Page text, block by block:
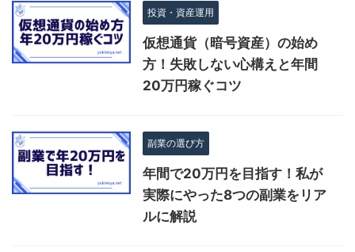
投資・資産運用
仮想通貨（暗号資産）の始め
方！失敗しない心構えと年間
20万円稼ぐコツ
副業の選び方
年間で20万円を目指す！私が
実際にやった8つの副業をリア
ルに解説